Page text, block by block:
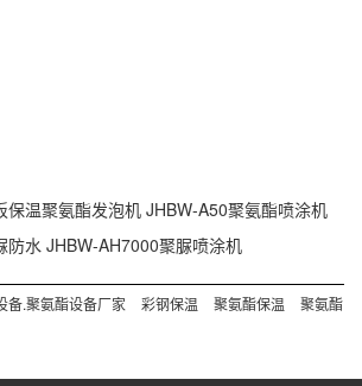
保温聚氨酯发泡机 JHBW-A50聚氨酯喷涂机
防水 JHBW-AH7000聚脲喷涂机
备.聚氨酯设备厂家 彩钢保温 聚氨酯保温
聚氨酯